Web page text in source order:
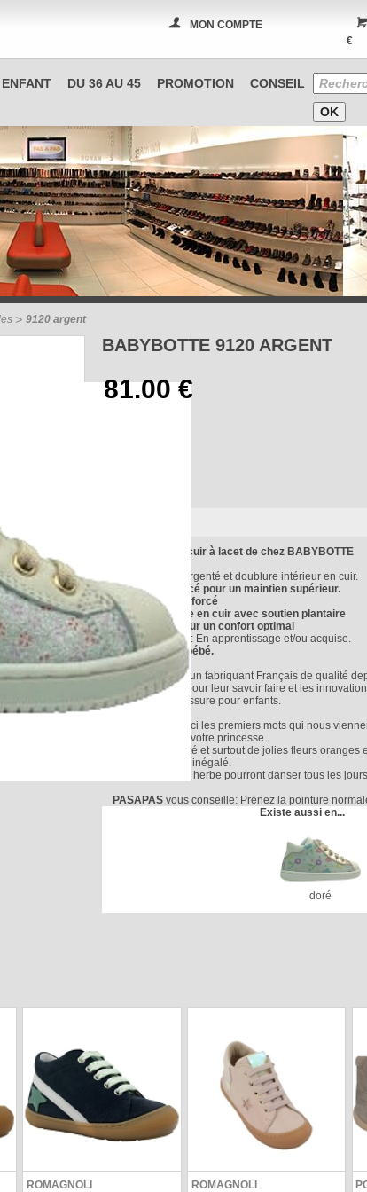
MON COMPTE
€
ENFANT DU 36 AU 45 PROMOTION CONSEIL
9120 argent
BABYBOTTE 9120 ARGENT
9120 bottillon en cuir à lacet de chez BABYBOTTE
Extérieur en cuir argenté et doublure intérieur en cuir.
Contrefort renforcé pour un maintien supérieur.
Embout avant renforcé
Semelle intérieure en cuir avec soutien plantaire
Col matelassé pour un confort optimal
Niveau de marche: En apprentissage et/ou acquise.
Chaussure pour bébé.
BABYBOTTE est un fabriquant Français de qualité
Ils sont reconnus pour leur savoir faire et les
monde de la chaussure pour enfants.
SOOO GIRLY... Voici les premiers mots qui nous
petit bottillon pour votre princesse.
Tout de cuir argenté et surtout de jolies fleurs oranges
apporte un confort inégalé.
Les cendrillons en herbe pourront danser tous les
PASAPASvous conseille: Prenez la pointure
Existe aussi en...
doré
ROMAGNOLI
ROMAGNOLI